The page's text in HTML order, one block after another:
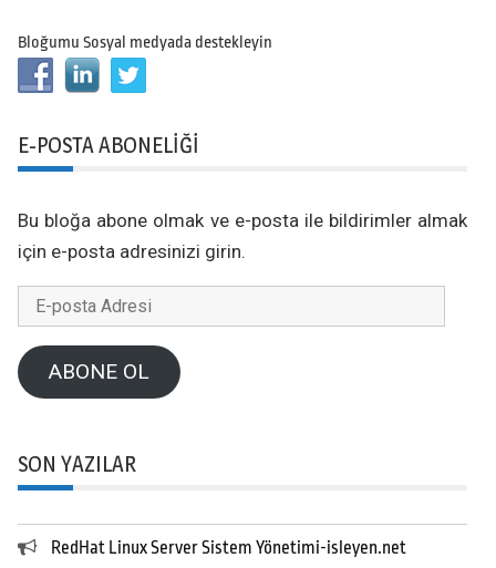
Bloğumu Sosyal medyada destekleyin
E-POSTA ABONELIĞI
Bu bloğa abone olmak ve e-posta ile bildirimler almak
için e-posta adresinizi girin.
posta
AdresiABONE OL
SON YAZILAR
RedHat Linux Server Sistem Yönetimi-isleyen.net